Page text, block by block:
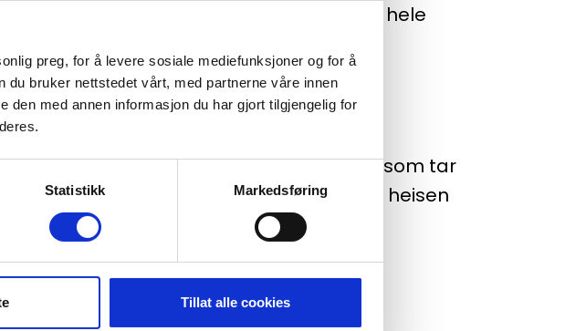
preg, for å levere sosiale mediefunksjoner og for å
bruker nettstedet vårt, med partnerne våre innen
den med annen informasjon du har gjort tilgjengelig for
Statistikk Markedsføring
Tillat alle cookies
føles som snø under hjulene! Moro for hele
glede!
i Eventyr
er to enkle sykkelstier i Eventyrparken, som tar
Valleskogen. Sett deg på sykkelen og la heisen
du god sprett og mye kiling i magen på